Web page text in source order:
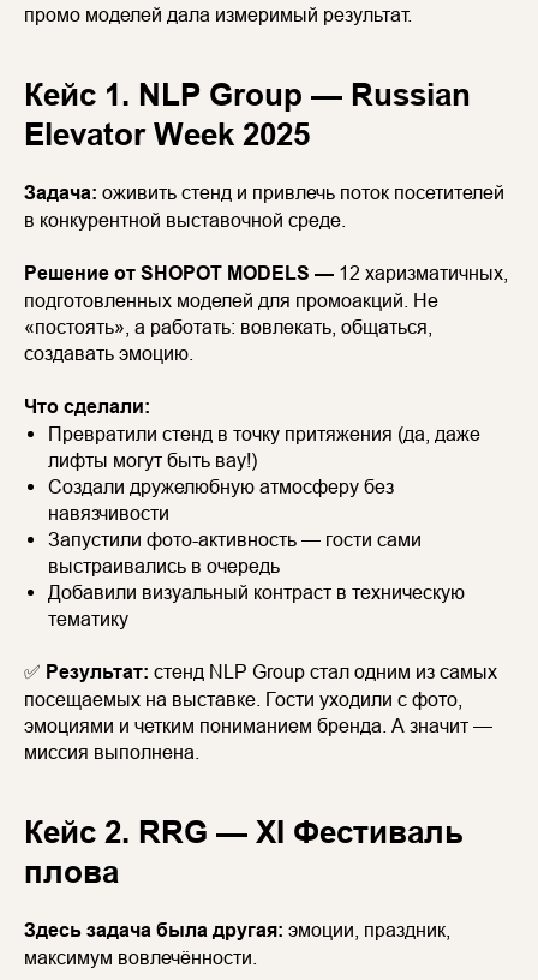
промо моделей дала измеримый результат.
Кейс 1. NLP Group — Russian
Elevator Week 2025
Задача: оживить стенд и привлечь поток посетителей
в конкурентной выставочной среде.
Решение от SHOPOT MODELS — 12 харизматичных,
подготовленных моделей для промоакций. Не
«постоять», а работать: вовлекать, общаться,
создавать эмоцию.
Что сделали:
Превратили стенд в точку притяжения (да, даже
лифты могут быть вау!)
Создали дружелюбную атмосферу без
навязчивости
Запустили фото-активность — гости сами
выстраивались в очередь
Добавили визуальный контраст в техническую
тематику
✅ Результат: стенд NLP Group стал одним из самых
посещаемых на выставке. Гости уходили с фото,
эмоциями и четким пониманием бренда. А значит —
миссия выполнена.
Кейс 2. RRG — XI Фестиваль
плова
Здесь задача была другая: эмоции, праздник,
максимум вовлечённости.